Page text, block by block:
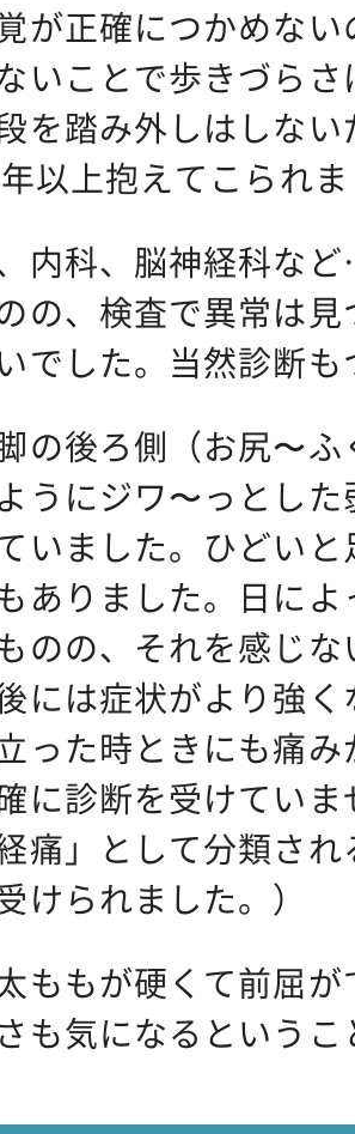
が正確につかめな
いことで歩きづら
を踏み外しはしな
以上抱えてこられ
内科、脳神経科な
の、検査で異常は
でした。当然診断
の後ろ側（お尻〜
うにジワ〜っとし
いました。ひどい
ありました。日に
のの、それを感じ
には症状がより強
った時ときにも痛
に診断を受けてい
経痛」として分類さ
けられました。）
ももが硬くて前屈
も気になるという